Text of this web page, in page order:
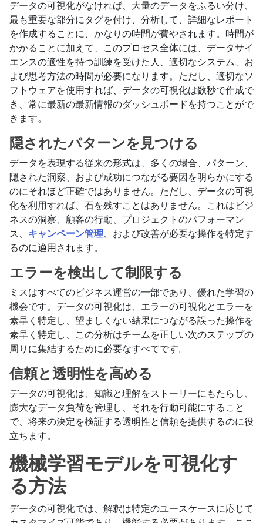
データの可視化がなければ、大量のデータをふるい分け、
最も重要な部分にタグを付け、分析して、詳細なレポート
を作成することに、かなりの時間が費やされます。時間が
かかることに加えて、このプロセス全体には、データサイ
エンスの適性を持つ訓練を受けた人、適切なシステム、お
よび思考方法の時間が必要になります。ただし、適切なソ
フトウェアを使用すれば、データの可視化は数秒で作成で
き、常に最新の最新情報のダッシュボードを持つことがで
きます。
隠されたパターンを見つける
データを表現する従来の形式は、多くの場合、パターン、
隠された洞察、および成功につながる要因を明らかにする
のにそれほど正確ではありません。ただし、データの可視
化を利用すれば、石を残すことはありません。これはビジ
ネスの洞察、顧客の行動、プロジェクトのパフォーマン
ス、 キャンペーン管理、および改善が必要な操作を特定す
るのに適用されます。
エラーを検出して制限する
ミスはすべてのビジネス運営の一部であり、優れた学習の
機会です。データの可視化は、エラーの可視化とエラーを
素早く特定し、望ましくない結果につながる誤った操作を
素早く特定し、この分析はチームを正しい次のステップの
周りに集結するために必要なすべてです。
信頼と透明性を高める
データの可視化は、知識と理解をストーリーにもたらし、
膨大なデータ負荷を管理し、それを行動可能にすること
で、将来の決定を検証する透明性と信頼を提供するのに役
立ちます。
機械学習モデルを可視化す
る方法
データの可視化では、解釈は特定のユースケースに応じて